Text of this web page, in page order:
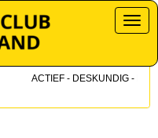
ACTIEF - DESKUNDIG -